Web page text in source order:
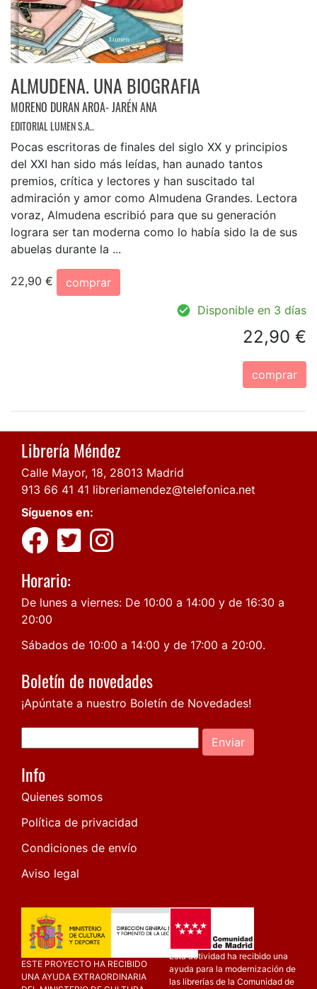
ALMUDENA. UNA BIOGRAFIA
MORENO DURAN AROA- JARÉN ANA
EDITORIAL LUMEN S.A..
Pocas escritoras de finales del siglo XX y principios
del XXI han sido más leídas, han aunado tantos
premios, crítica y lectores y han suscitado tal
admiración y amor como Almudena Grandes. Lectora
voraz, Almudena escribió para que su generación
lograra ser tan moderna como lo había sido la de sus
abuelas durante la ...
22,90 €
comprar
Disponible en 3 días
22,90 €
comprar
Librería Méndez
Calle Mayor, 18, 28013 Madrid
913 66 41 41 libreriamendez@telefonica.net
Síguenos en:
Horario:
De lunes a viernes: De 10:00 a 14:00 y de 16:30 a
20:00
Sábados de 10:00 a 14:00 y de 17:00 a 20:00.
Boletín de novedades
¡Apúntate a nuestro Boletín de Novedades!
Enviar
Info
Quienes somos
Política de privacidad
Condiciones de envío
Aviso legal
ESTE PROYECTO HA RECIBIDO
UNA AYUDA EXTRAORDINARIA
Esta actividad ha recibido una
ayuda para la modernización de
las librerías de la Comunidad de